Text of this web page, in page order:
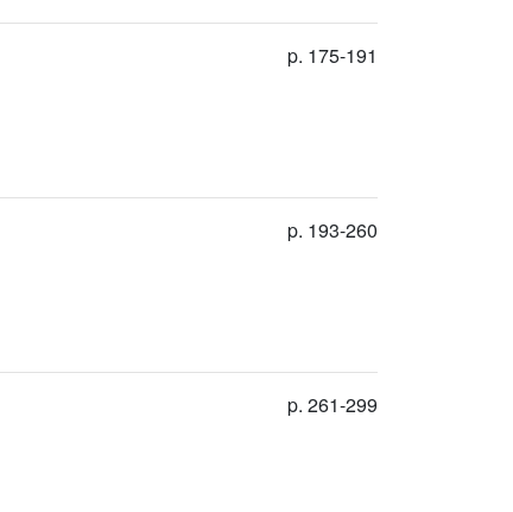
p. 175-191
p. 193-260
p. 261-299